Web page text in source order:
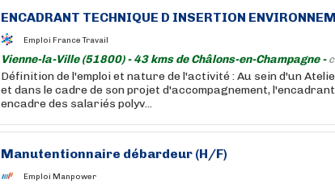
ENCADRANT TECHNIQUE D INSERTION
Emploi France Travail
Vienne-la-Ville (51800) - 43 kms de Châlons-en-Champagne -
Définition de l'emploi et nature de l'activité : Au sein d'un
et dans le cadre de son projet d'accompagnement,
encadre des salariés polyv...
Manutentionnaire débardeur (H/F)
Emploi Manpower